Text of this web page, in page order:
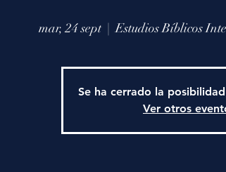
mar, 24 sept
  |
Estudios Bíblicos
Se ha cerrado la
Ver otros